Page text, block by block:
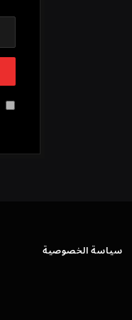
سياسة الخصوصية